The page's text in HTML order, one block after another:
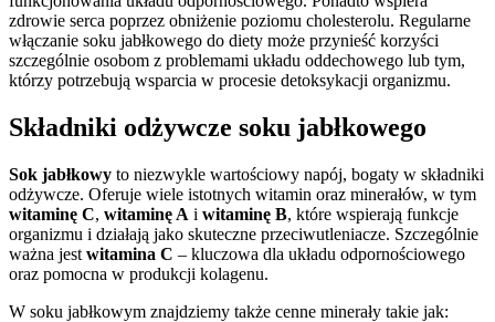
zdrowie serca poprzez obniżenie poziomu cholesterolu. Regularne
włączanie soku jabłkowego do diety może przynieść korzyści
szczególnie osobom z problemami układu oddechowego lub tym,
którzy potrzebują wsparcia w procesie detoksykacji organizmu.
Składniki odżywcze soku jabłkowego
Sok jabłkowy to niezwykle wartościowy napój, bogaty w składniki
odżywcze. Oferuje wiele istotnych witamin oraz minerałów, w tym
witaminę C, witaminę A i witaminę B, które wspierają funkcje
organizmu i działają jako skuteczne przeciwutleniacze. Szczególnie
ważna jest witamina C – kluczowa dla układu odpornościowego
oraz pomocna w produkcji kolagenu.
W soku jabłkowym znajdziemy także cenne minerały takie jak: